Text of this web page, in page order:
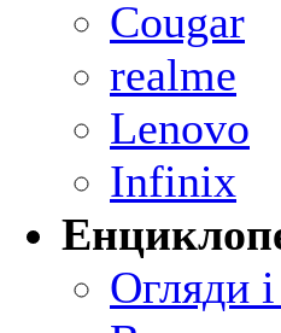
Cougar
realme
Lenovo
Infinix
Огляди